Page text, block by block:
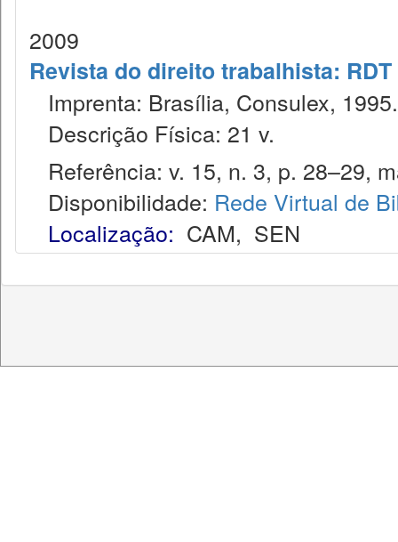
2009
Revista do direito trabalhista: RDT
Imprenta: Brasília, Consulex, 1995.
Descrição Física: 21 v.
Referência: v. 15, n. 3, p. 28–29,
Disponibilidade: Rede Virtual de
Localização: CAM, SEN